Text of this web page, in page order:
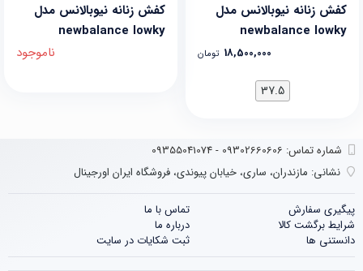
کفش زنانه نیوبالانس مدل
newbalance lowky
18,500,000 تومان
37.5
کفش زنانه نیوبالانس مدل
newbalance lowky
ناموجود
شماره تماس‌: 09302660606 - 09355041074
نشانی: مازندران، ساری، خیابان پیوندی، فروشگاه ایران اورجینال
پیگیری سفارش
تماس با ما
شرایط برگشت کالا
درباره ما
دانستنی ها
ثبت شکایات در سایت